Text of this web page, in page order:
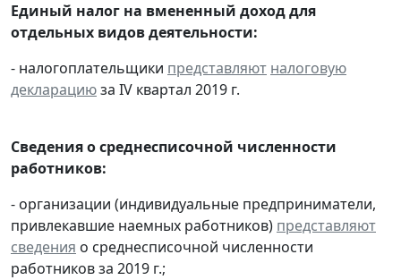
Единый налог на вмененный доход для
отдельных видов деятельности:
- налогоплательщики представляют налоговую
декларациюза IV квартал 2019 г.
Сведения о среднесписочной численности
работников:
- организации (индивидуальные предприниматели,
привлекавшие наемных работников) представляют
сведения о среднесписочной численности
работников за 2019 г.;